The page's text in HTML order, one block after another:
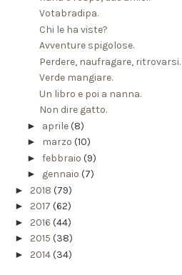
Votabradipa.
Chi le ha viste?
Avventure spigolose.
Perdere, naufragare, ritrovarsi.
Verde mangiare.
Un libro e poi a nanna.
Non dire gatto.
► aprile(8)
► marzo (10)
► febbraio (9)
► gennaio (7)
► 2018 (79)
► 2017 (62)
► 2016 (44)
► 2015 (38)
► 2014(34)